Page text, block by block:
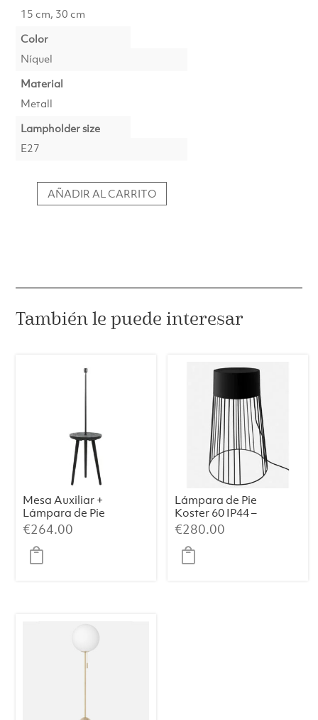
15 cm, 30 cm
Color
Níquel
Material
Metall
Lampholder size
E27
Lámpara
AÑADIR AL CARRITO
También le puede interesar
Mesa Auxiliar +
Lámpara de Pie
TOLFA –
Ø40×135 cm,
Negro Mate
€264.00
Lámpara de Pie
Koster 60 IP44 –
Metal Negro
(39×39×60 cm)
€280.00